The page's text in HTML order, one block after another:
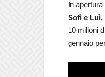
In apertura
Sofì e Luì,
10 milioni
gennaio